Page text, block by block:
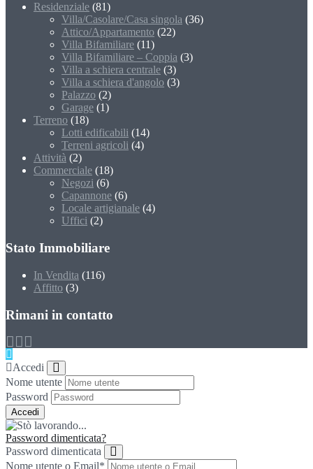
Residenziale (81)
Villa/Casolare/Casa singola (36)
Attico/Appartamento (22)
Villa Bifamiliare (11)
Villa Bifamiliare – Coppia (3)
Villa a schiera centrale (3)
Villa a schiera d'angolo (3)
Palazzo (2)
Garage (1)
Terreno (18)
Lotti edificabili (14)
Terreni agricoli (4)
Attività (2)
Commerciale (18)
Negozi (6)
Capannone (6)
Locale artigianale (4)
Uffici (2)
Stato Immobiliare
In Vendita (116)
Affitto (3)
Rimani in contatto
Accedi
Nome utente
Password
Password dimenticata?
Password dimenticata
Nome utente o Email*